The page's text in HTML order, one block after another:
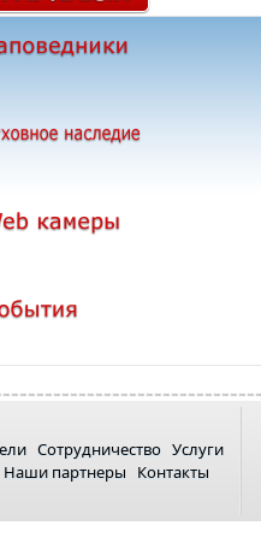
Сотрудничество Услуги
Наши партнеры Контакты